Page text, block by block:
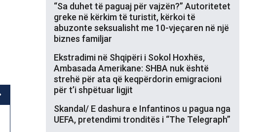
“Sa duhet të paguaj për vajzën?” Autoritetet
greke në kërkim të turistit, kërkoi të
abuzonte seksualisht me 10-vjeçaren në një
biznes familjar
Ekstradimi në Shqipëri i Sokol Hoxhës,
Ambasada Amerikane: SHBA nuk është
strehë për ata që keqpërdorin emigracioni
për t’i shpëtuar ligjit
Skandal/ E dashura e Infantinos u pagua nga
UEFA, pretendimi tronditës i “The Telegraph”